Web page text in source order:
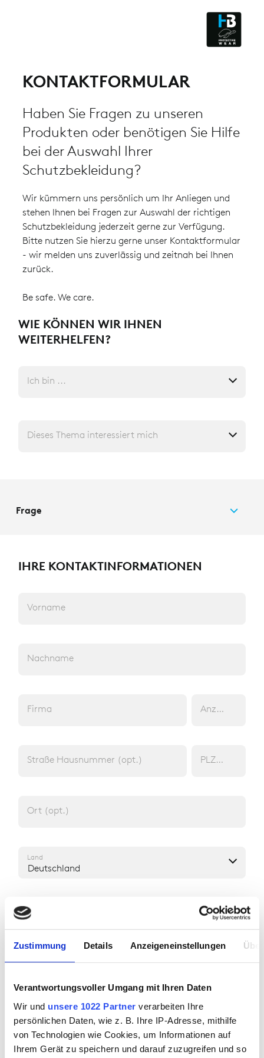
Zustimmung Details Anzeigeneinstellungen
Verantwortungsvoller Umgang mit Ihren Daten
Wir und unsere 1022 Partner verarbeiten Ihre
persönlichen Daten, wie z. B. Ihre IP-Adresse, mithilfe
von Technologien wie Cookies, um Informationen auf
Ihrem Gerät zu speichern und darauf zuzugreifen und so
KONTAKTFORMULAR
Haben Sie Fragen zu unseren
Produkten oder benötigen Sie Hilfe
bei der Auswahl Ihrer
Schutzbekleidung?
Wir kümmern uns persönlich um Ihr Anliegen und
stehen Ihnen bei Fragen zur Auswahl der richtigen
Schutzbekleidung jederzeit gerne zur Verfügung.
Bitte nutzen Sie hierzu gerne unser Kontaktformular
- wir melden uns zuverlässig und zeitnah bei Ihnen
zurück.
Be safe. We care.
WIE KÖNNEN WIR IHNEN
WEITERHELFEN?
Ich bin ...
Dieses Thema interessiert mich
Frage
IHRE KONTAKTINFORMATIONEN
Vorname
Nachname
Firma Anz. Träger
Straße Hausnummer (opt.) PLZ (opt.)
Ort (opt.)
Land
Deutschland
IHRE ANMERKUNGEN UND FRAGEN
Anmerkungen & Fragen (opt.)
WIE KÖNNEN WIR SIE ERREICHEN?